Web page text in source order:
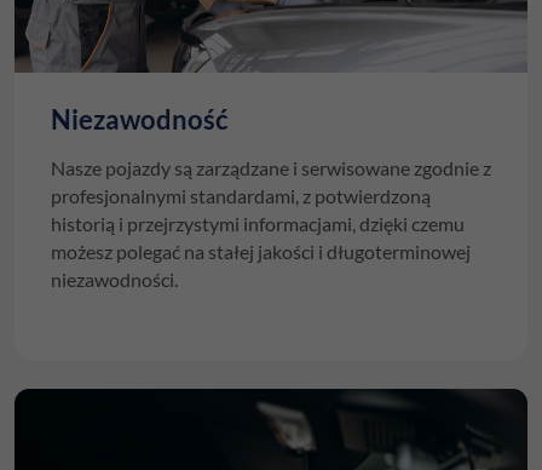
Niezawodność
Nasze pojazdy są zarządzane i serwisowane zgodnie z
profesjonalnymi standardami, z potwierdzoną
historią i przejrzystymi informacjami, dzięki czemu
możesz polegać na stałej jakości i długoterminowej
niezawodności.